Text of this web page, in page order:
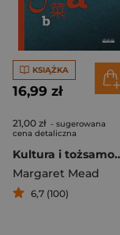
KSIĄŻKA
16,99 zł
21,00 zł - sugerowana
cena detaliczna
Kultura i tożsamość.
Margaret Mead
6,7 (100)